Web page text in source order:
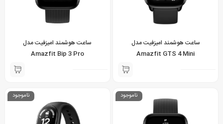
ساعت هوشمند امیزفیت مدل
Amazfit GTS 4 Mini
ساعت هوشمند امیزفیت مدل
Amazfit Bip 3 Pro
ناموجود ناموجود